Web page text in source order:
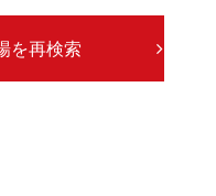
１２
6台
を再検索